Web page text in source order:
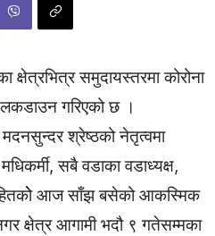
क्षेत्रभित्र समुदायस्तरमा कोरोना
गरिएको छ ।
श्रेष्ठको नेतृत्वमा
सबै वडाका वडाध्यक्ष,
आज साँझ बसेको आकस्मिक
क्षेत्र आगामी भदौ ९ गतेसम्मका